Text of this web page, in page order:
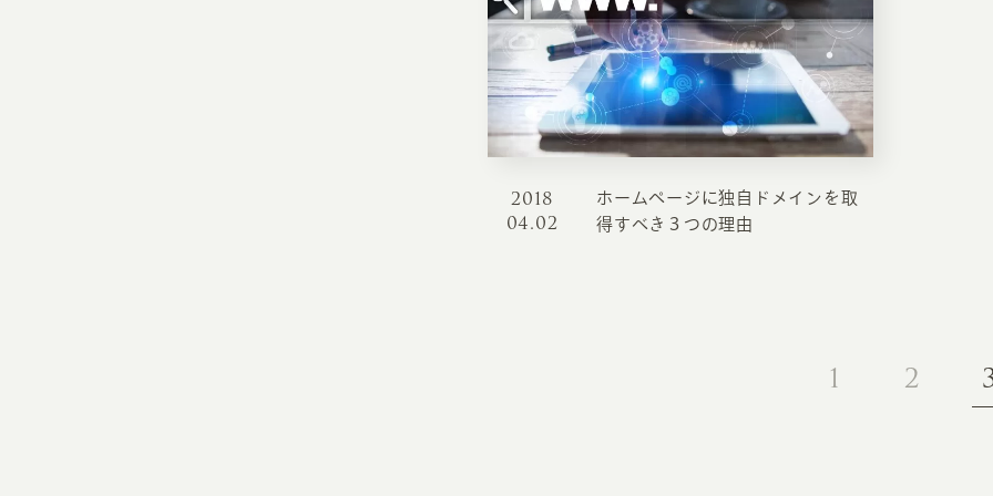
お知らせ・コラム
ABOUT
オフィス紹介・会社概要
2018
04.02
ホームページに独自ドメインを取
得すべき３つの理由
1 2